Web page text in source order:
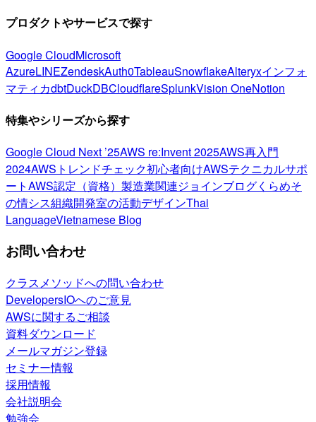
プロダクトやサービスで探す
Google CloudMicrosoft
AzureLINEZendeskAuth0TableauSnowflakeAlteryxインフォ
マティカdbtDuckDBCloudflareSplunkVision OneNotion
特集やシリーズから探す
Google Cloud Next ’25AWS re:Invent 2025AWS再入門
2024AWSトレンドチェック初心者向けAWSテクニカルサポ
ートAWS認定（資格） 製造業関連ジョインブログくらめそ
の情シス組織開発室の活動デザインThai
LanguageVietnamese Blog
お問い合わせ
クラスメソッドへの問い合わせ
DevelopersIOへのご意見
AWSに関するご相談
資料ダウンロード
メールマガジン登録
セミナー情報
採用情報
会社説明会
勉強会